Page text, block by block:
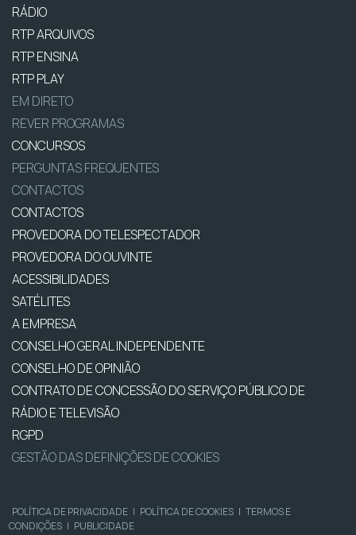
RÁDIO
RTP ARQUIVOS
RTP ENSINA
RTP PLAY
EM DIRETO
REVER PROGRAMAS
CONCURSOS
PERGUNTAS FREQUENTES
CONTACTOS
CONTACTOS
PROVEDORA DO TELESPECTADOR
PROVEDORA DO OUVINTE
ACESSIBILIDADES
SATÉLITES
A EMPRESA
CONSELHO GERAL INDEPENDENTE
CONSELHO DE OPINIÃO
CONTRATO DE CONCESSÃO DO SERVIÇO PÚBLICO DE
RÁDIO E TELEVISÃO
RGPD
GESTÃO DAS DEFINIÇÕES DE COOKIES
POLÍTICA DE PRIVACIDADE | POLÍTICA DE COOKIES | TERMOS E
CONDIÇÕES | PUBLICIDADE